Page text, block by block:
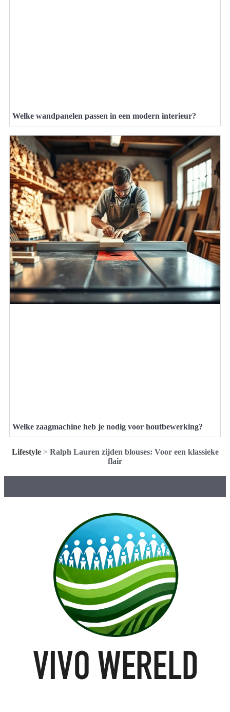
Welke wandpanelen passen in een modern interieur?
Welke zaagmachine heb je nodig voor houtbewerking?
Lifestyle> Ralph Lauren zijden blouses: Voor een klassieke
flair